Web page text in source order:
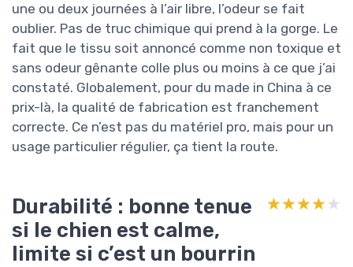
une ou deux journées à l’air libre, l’odeur se fait
oublier. Pas de truc chimique qui prend à la gorge. Le
fait que le tissu soit annoncé comme non toxique et
sans odeur gênante colle plus ou moins à ce que j’ai
constaté. Globalement, pour du made in China à ce
prix-là, la qualité de fabrication est franchement
correcte. Ce n’est pas du matériel pro, mais pour un
usage particulier régulier, ça tient la route.
Durabilité : bonne tenue
si le chien est calme,
limite si c’est un bourrin
★★★★★
★★★★★